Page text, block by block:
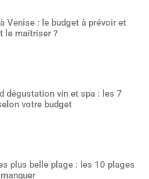
Venise : le budget à prévoir et
le maîtriser ?
dégustation vin et spa : les 7
votre budget
plus belle plage : les 10 plages